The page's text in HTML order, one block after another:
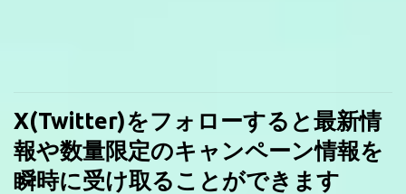
X(Twitter)をフォローすると最新情
報や数量限定のキャンペーン情報を
瞬時に受け取ることができます